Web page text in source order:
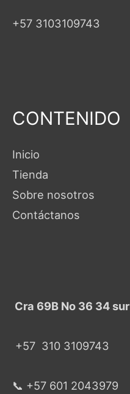
+57 3103109743
CONTENIDO
Inicio
Tienda
Sobre nosotros
Contáctanos
Cra 69B No 36 34 sur
+57 310 3109743
📞 +57 601 2043979